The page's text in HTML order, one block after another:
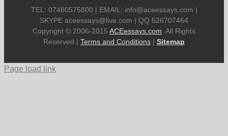
TEL: 07480575800 | EMAIL: info@aceessays.com |
SKYPE aceessays@live.com | QQ 526707464
Copyright © 2006-2015 ACEessays.com . All Rights
Reserved | Terms and Conditions | Sitemap
Page load link